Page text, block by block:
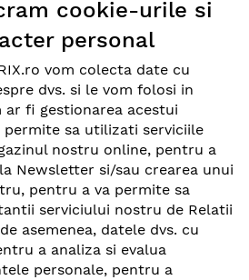
cookie-urile si
personal
vom colecta date cu
dvs. si le vom folosi in
ar fi gestionarea acestui
sa utilizati serviciile
nostru online, pentru a
Newsletter si/sau crearea unui
pentru a va permite sa
serviciului nostru de Relatii
asemenea, datele dvs. cu
a analiza si evalua
personale, pentru a